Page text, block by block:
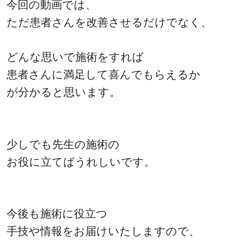
今回の動画では、
ただ患者さんを改善させるだけでなく、
どんな思いで施術をすれば
患者さんに満足して喜んでもらえるか
が分かると思います。
少しでも先生の施術の
お役に立てばうれしいです。
今後も施術に役立つ
手技や情報をお届けいたしますので、